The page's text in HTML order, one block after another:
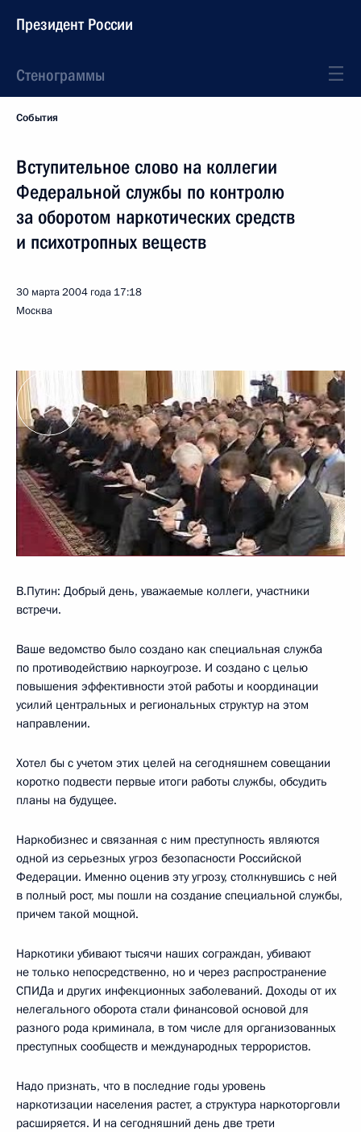
Президент России
Стенограммы
События
Вступительное слово на коллегии
Федеральной службы по контролю
за оборотом наркотических средств
и психотропных веществ
30 марта 2004 года 17:18
Москва
В.Путин: Добрый день, уважаемые коллеги, участники
встречи.
Ваше ведомство было создано как специальная служба
по противодействию наркоугрозе. И создано с целью
повышения эффективности этой работы и координации
усилий центральных и региональных структур на этом
направлении.
Хотел бы с учетом этих целей на сегодняшнем совещании
коротко подвести первые итоги работы службы, обсудить
планы на будущее.
Наркобизнес и связанная с ним преступность являются
одной из серьезных угроз безопасности Российской
Федерации. Именно оценив эту угрозу, столкнувшись с ней
в полный рост, мы пошли на создание специальной службы,
причем такой мощной.
Наркотики убивают тысячи наших сограждан, убивают
не только непосредственно, но и через распространение
СПИДа и других инфекционных заболеваний. Доходы от их
нелегального оборота стали финансовой основой для
разного рода криминала, в том числе для организованных
преступных сообществ и международных террористов.
Надо признать, что в последние годы уровень
наркотизации населения растет, а структура наркоторговли
расширяется. И на сегодняшний день две трети